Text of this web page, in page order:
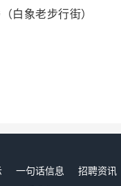
白象老步行街）
一句话信息 招聘资讯